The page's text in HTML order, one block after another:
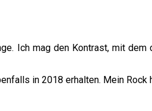
Ich mag den Kontrast, mit dem
in 2018 erhalten. Mein Rock